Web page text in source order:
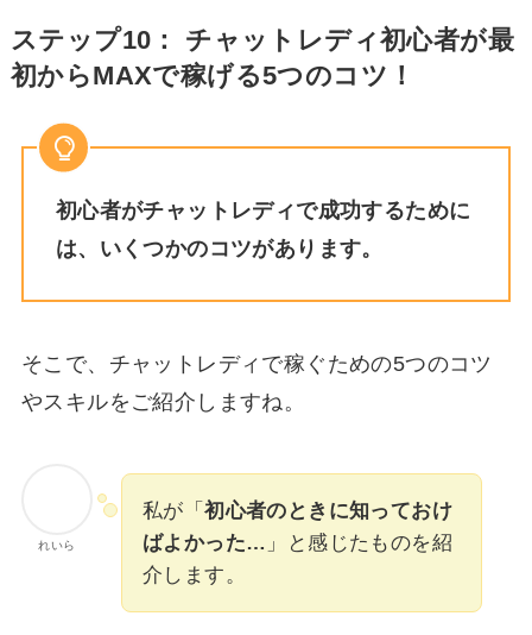
ステップ10： チャットレディ初心者が最
初からMAXで稼げる5つのコツ！
初心者がチャットレディで成功するために
は、いくつかのコツがあります。
そこで、チャットレディで稼ぐための5つのコツ
やスキルをご紹介しますね。
れいら
私が「初心者のときに知っておけ
ばよかった… 」と感じたものを紹
介します。